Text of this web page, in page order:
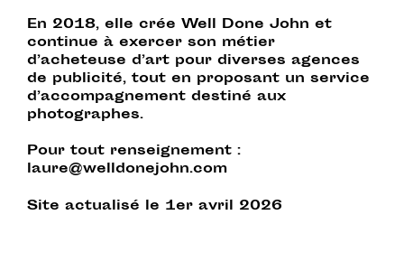
En 2018, elle crée Well Done John et
continue à exercer son métier
d’acheteuse d’art pour diverses agences
de publicité, tout en proposant un service
d’accompagnement destiné aux
photographes.
Pour tout renseignement :
laure@welldonejohn.com
Site actualisé le 1er avril 2026